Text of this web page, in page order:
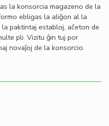
la konsorcia magazeno de la
ebligas la aliĝon al la
paktintaj establoj, aĉeton de
pli. Vizitu ĝin tuj por
novaĵoj de la konsorcio.